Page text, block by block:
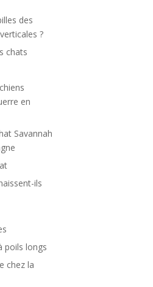
des
?
chats
en
Savannah
ils
poils longs
chez la